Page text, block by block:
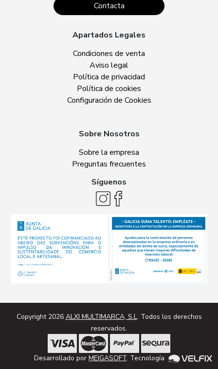
Contacta
Apartados Legales
Condiciones de venta
Aviso legal
Política de privacidad
Política de cookies
Configuración de Cookies
Sobre Nosotros
Sobre la empresa
Preguntas frecuentes
Síguenos
Copyright 2026 ALXI MULTIMARCA, S.L. Todos los derechos
reservados.
Desarrollado por MEIGASOFT. Tecnología